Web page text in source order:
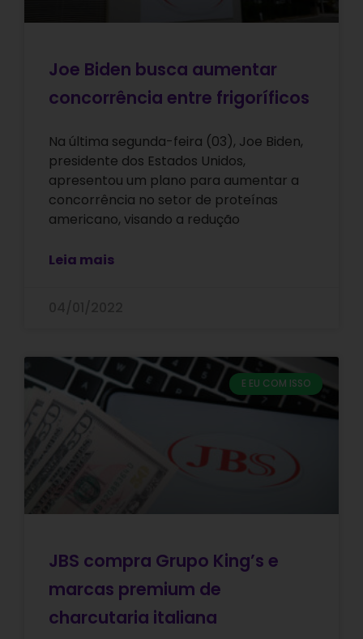
Joe Biden busca aumentar
concorrência entre frigoríficos
Na última segunda-feira (03), Joe Biden,
presidente dos Estados Unidos,
apresentou um plano para aumentar a
concorrência no setor de proteínas
americano, visando a redução
Leia mais
E EU COM ISSO
JBS compra Grupo King’s e
marcas premium de
charcutaria italiana